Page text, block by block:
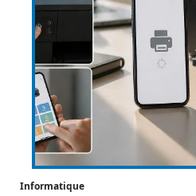
Informatique